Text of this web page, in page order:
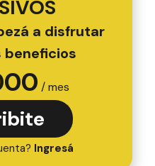
a disfrutar
beneficios
/ mes
Ingresá